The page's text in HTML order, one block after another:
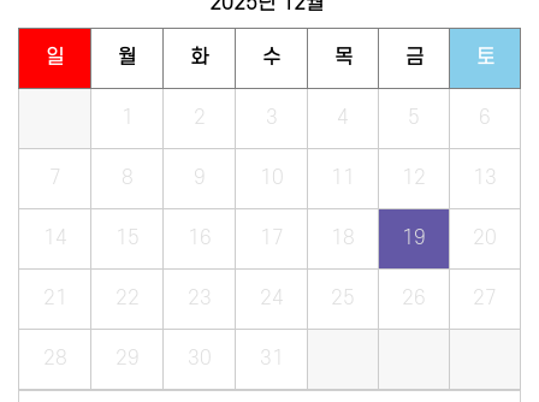
일 월 화 수 목 금 토
1 2 3 4 5 6
7 8 9 10 11 12 13
14 15 16 17 18 19 20
21 22 23 24 25 26 27
28 29 30 31